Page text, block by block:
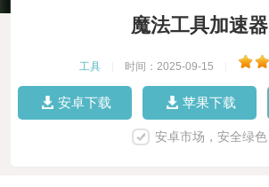
魔法工具加速器
工具 时间：2025-09-15
安卓下载 苹果下载
安卓市场，安全绿色